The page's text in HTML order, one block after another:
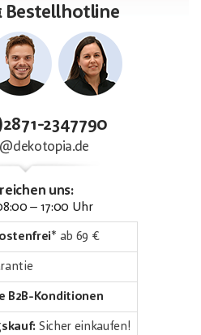
Bestellhotline
2347790
uns:
– 17:00 Uhr
* ab 69 €
B2B-Konditionen
Sicher einkaufen!